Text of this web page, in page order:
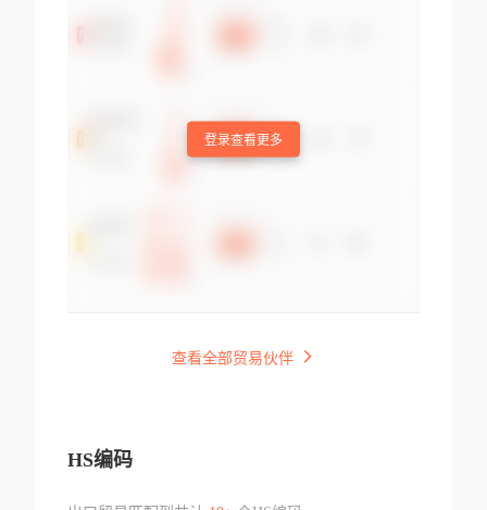
登录查看更多
查看全部贸易伙伴
HS编码